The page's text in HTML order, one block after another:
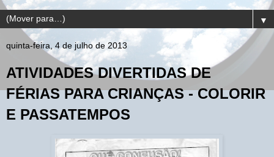
▼
quinta-feira, 4 de julho de 2013
ATIVIDADES DIVERTIDAS DE
FÉRIAS PARA CRIANÇAS - COLORIR
E PASSATEMPOS